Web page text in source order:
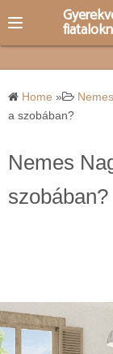
i
p
Home »
a szobában?
Nemes
szobában?